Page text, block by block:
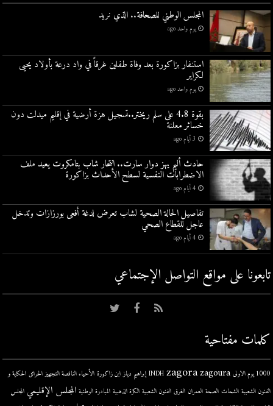
المجلس الوطني للصحافة.. الذي نريد
يوم واحد ago
استنفار بزاكورة بعد وفاة طفلين غرقاً في واد درعة بأولاد يحيى
لكراير
يوم واحد ago
بقوة 4.8 على سلم ريختر..تسجيل هزة أرضية في إقليم ميدلت دون
خسائر معلنة
3 أيام ago
حادث أليم يهز دوار سارت.. انتحار شاب بتامكروت يعيد ملف
الاضطرابات النفسية لسطح الأحداث بزاكورة
4 أيام ago
تفاصيل الحالة الصحية لشاب تعرض لدغة أفعى بورزازات وتدخل
عاجل للقطاع الصحي
4 أيام ago
تابعونا على مواقع التواصل اﻹجتماعي
كلمات مفتاحية
1000 يوم الاولى INDH zagora zagoura إبراهيم دياز ابن زاكورة الأحياء الناقصة التجهيز الحرائق الحكاية و
الفنون الشعبية الشحات الصحة العمران الغرق الفنون الشعبية الكرة الذهبية المبادرة الوطنية المجلس الإقليمي المجلس